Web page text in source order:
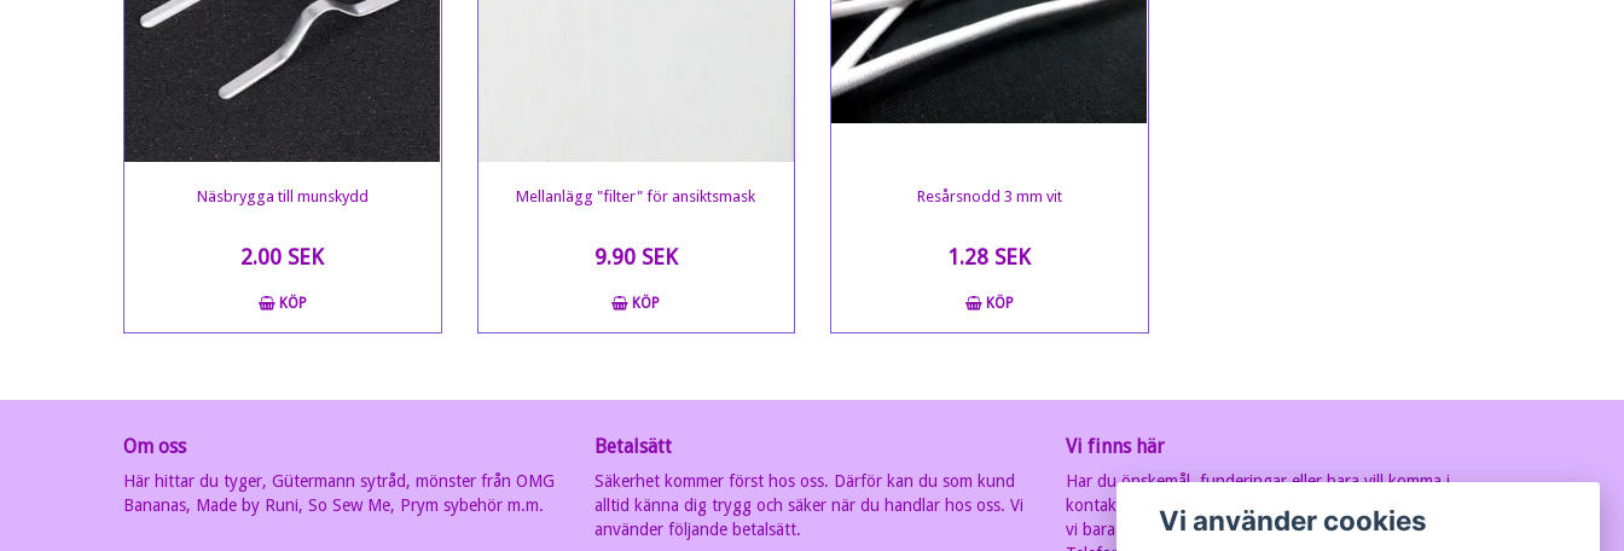
Näsbrygga till munskydd
2.00 SEK
KÖP
Mellanlägg "filter" för ansiktsmask
9.90 SEK
KÖP
Resårsnodd 3 mm vit
1.28 SEK
KÖP
Om oss
Här hittar du tyger, Gütermann sytråd, mönster från OMG
Bananas, Made by Runi, So Sew Me, Prym sybehör m.m.
Betalsätt
Säkerhet kommer först hos oss. Därför kan du som kund
alltid känna dig trygg och säker när du handlar hos oss. Vi
använder följande betalsätt.
Vi finns här
Har du önskemål, funderingar eller bara vill komma i
kontakt med oss? Ring eller maila oss, så svarar vi så fort
vi bara kan.
Vi använder cookies